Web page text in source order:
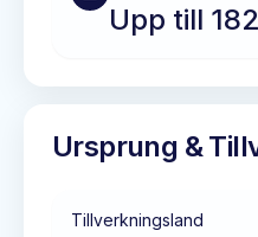
Upp till
Ursprung &
Tillverkningsland